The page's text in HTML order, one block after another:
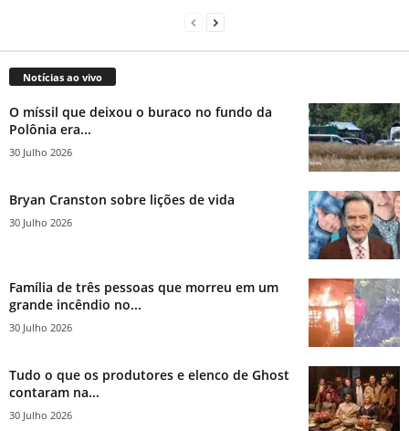
Notícias ao vivo
O míssil que deixou o buraco no fundo da
Polônia era...
30 Julho 2026
Bryan Cranston sobre lições de vida
30 Julho 2026
Família de três pessoas que morreu em um
grande incêndio no...
30 Julho 2026
Tudo o que os produtores e elenco de Ghost
contaram na...
30 Julho 2026